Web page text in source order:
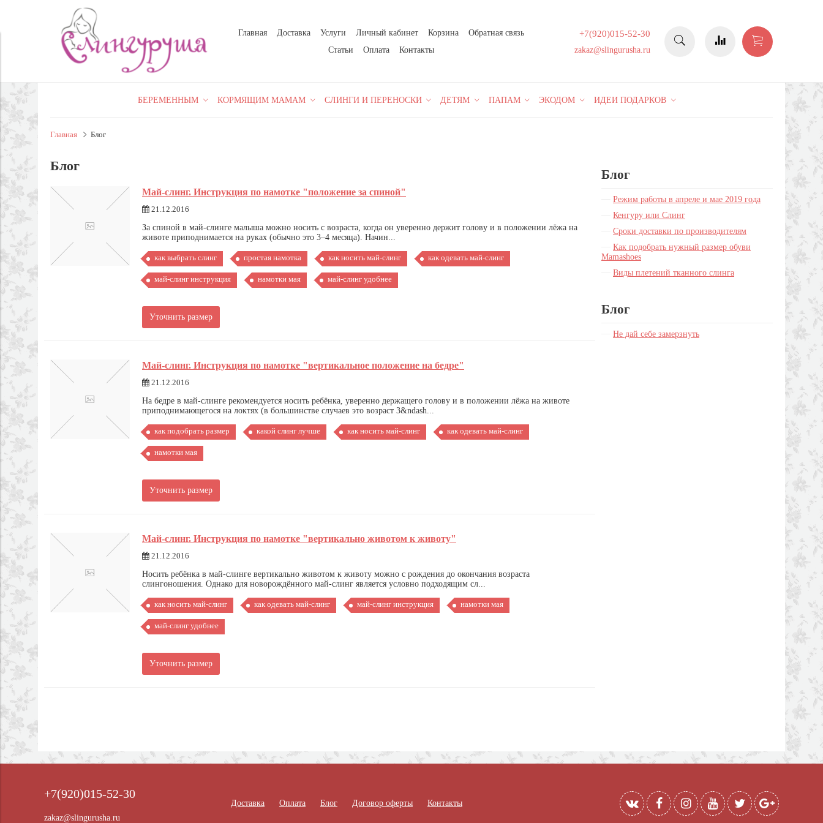
Главная Доставка Услуги Личный кабинет Корзина
Обратная связь
Статьи
Оплата Контакты
+7(920)015-52-30
zakaz@slingurusha.ru
БЕРЕМЕННЫМ КОРМЯЩИМ МАМАМ СЛИНГИ И ПЕРЕНОСКИ ДЕТЯМ ПАПАМ ЭКОДОМ ИДЕИ ПОДАРКОВ
Главная Блог
Блог
Май-слинг. Инструкция по намотке "положение за спиной"
21.12.2016
За спиной в май-слинге малыша можно носить с возраста, когда он уверенно держит голову и в положении лёжа на
животе приподнимается на руках (обычно это 3–4 месяца). Начин...
как выбрать слинг простая намотка как носить май-слинг как одевать май-слинг
май-слинг инструкция намотки мая май-слинг удобнее
Уточнить размер
Май-слинг. Инструкция по намотке "вертикальное положение на бедре"
21.12.2016
На бедре в май-слинге рекомендуется носить ребёнка, уверенно держащего голову и в положении лёжа на животе
приподнимающегося на локтях (в большинстве случаев это возраст 3&ndash...
как подобрать размер какой слинг лучше как носить май-слинг как одевать май-слинг
намотки мая
Уточнить размер
Май-слинг. Инструкция по намотке "вертикально животом к животу"
21.12.2016
Носить ребёнка в май-слинге вертикально животом к животу можно с рождения до окончания возраста
слингоношения. Однако для новорождённого май-слинг является условно подходящим сл...
как носить май-слинг как одевать май-слинг май-слинг инструкция намотки мая
май-слинг удобнее
Уточнить размер
Блог
Режим работы в апреле и мае 2019 года
Кенгуру или Слинг
Сроки доставки по производителям
Как подобрать нужный размер обуви
Mamashoes
Виды плетений тканного слинга
Блог
Не дай себе замерзнуть
+7(920)015-52-30
zakaz@slingurusha.ru
Доставка Оплата Блог Договор оферты Контакты